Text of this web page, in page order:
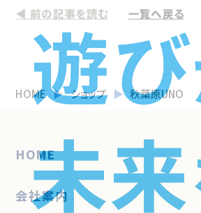
◀ 前の記事を読む 一覧へ戻る
HOME ショップ 秋葉原UNO
HOME
会社案内